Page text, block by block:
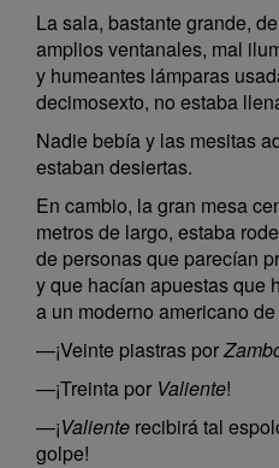
La sala, bastante grande,
amplios ventanales, mal
y humeantes lámparas
decimosexto, no estaba
Nadie bebía y las mesitas
estaban desiertas.
En cambio, la gran mesa
metros de largo, estaba
de personas que parecían
y que hacían apuestas que
a un moderno americano
—¡Veinte piastras por
—¡Treinta por Valiente!
—¡Valiente recibirá tal
golpe!